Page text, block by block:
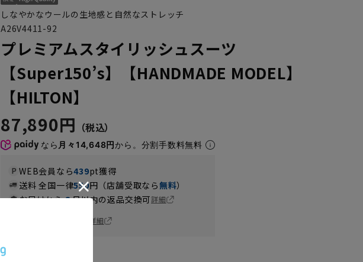
しなやかなウールの生地感と自然なストレッチ
A26V4411-92
プレミアムスタイリッシュスーツ
【Super150’s】【HANDMADE MODEL】
【HILTON】
87,890円
なら 月々14,648円から。分割手数料無料
WEB会員なら439pt獲得
送料 全国一律550円（店舗受取なら無料）
お届けから8日以内の返品交換可詳細
詳細